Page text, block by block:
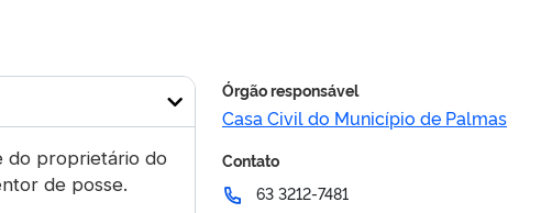
do proprietário do
de posse.
Órgão responsável
Casa Civil do Município de Palmas
Contato
63 3212-7481